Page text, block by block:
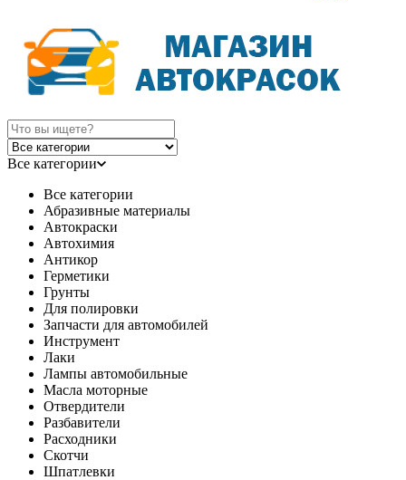
Все категории
Все категории
Абразивные материалы
Автокраски
Автохимия
Антикор
Герметики
Грунты
Для полировки
Запчасти для автомобилей
Инструмент
Лаки
Лампы автомобильные
Масла моторные
Отвердители
Разбавители
Расходники
Скотчи
Шпатлевки